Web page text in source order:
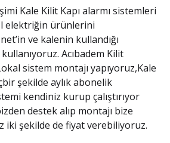
Kale Kilit Kapı alarmı sistemleri
elektriğin ürünlerini
ve kalenin kullandığı
Acıbadem Kilit
sistem montajı yapıyoruz,Kale
şekilde aylık abonelik
kendiniz kurup çalıştırıyor
destek alıp montajı bize
iki şekilde de fiyat verebiliyoruz.